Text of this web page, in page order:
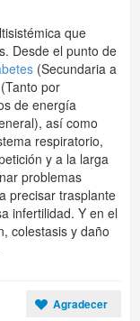
que
Desde el punto de
(Secundaria a
por
de energía
así como
respiratorio,
y a la larga
problemas
precisar trasplante
infertilidad. Y en el
colestasis y daño
Agradecer